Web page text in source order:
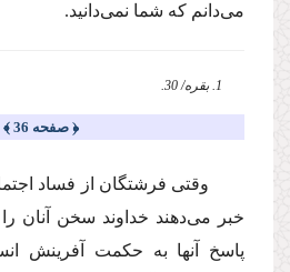
مى‌دانم كه شما نمى‌دانید.
1. بقره/ 30.
﴿ صفحه 36 ﴾
وقتى فرشتگان از فساد
خبر مى‌دهند خداوند سخن آنان را
پاسخ آنها به حكمت آفرینش